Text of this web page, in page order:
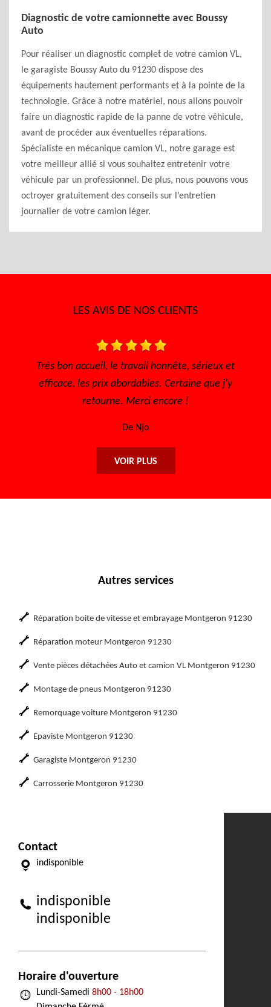
Diagnostic de votre camionnette avec Boussy
Auto
Pour réaliser un diagnostic complet de votre camion VL,
le garagiste Boussy Auto du 91230 dispose des
équipements hautement performants et à la pointe de la
technologie. Grâce à notre matériel, nous allons pouvoir
faire un diagnostic rapide de la panne de votre véhicule,
avant de procéder aux éventuelles réparations.
Spécialiste en mécanique camion VL, notre garage est
votre meilleur allié si vous souhaitez entretenir votre
véhicule par un professionnel. De plus, nous pouvons vous
octroyer gratuitement des conseils sur l’entretien
journalier de votre camion léger.
LES AVIS DE NOS CLIENTS
le travail honnête, sérieux et
abordables. Certaine que j'y
Merci encore !
Très bon accueil Des
sympathique
VOIR PLUS
Autres services
Réparation boite de vitesse et embrayage Montgeron 91230
Réparation moteur Montgeron 91230
Vente pièces détachées Auto et camion VL Montgeron 91230
Montage de pneus Montgeron 91230
Remorquage voiture Montgeron 91230
Epaviste Montgeron 91230
Garagiste Montgeron 91230
Carrosserie Montgeron 91230
Contact
indisponible
indisponible
indisponible
Horaire d'ouverture
Lundi-Samedi 8h00 - 18h00